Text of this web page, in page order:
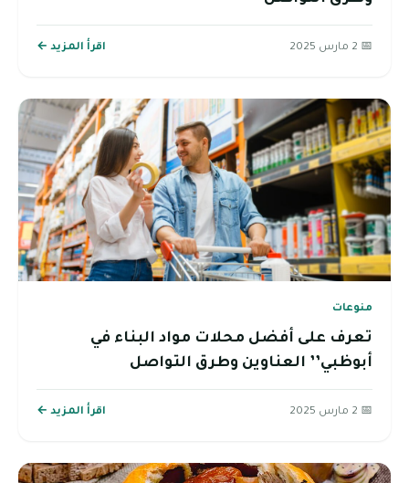
📅 2 مارس 2025 اقرأ المزيد ←
منوعات
تعرف على أفضل محلات مواد البناء في
أبوظبي’’ العناوين وطرق التواصل
📅 2 مارس 2025 اقرأ المزيد ←